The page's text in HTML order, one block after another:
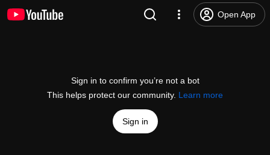
Open App
Sign in to confirm you’re not a bot
This helps protect our community. Learn more
Sign in